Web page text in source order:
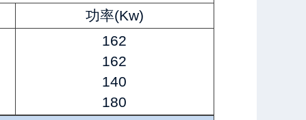
功率(Kw)
162
162
140
180